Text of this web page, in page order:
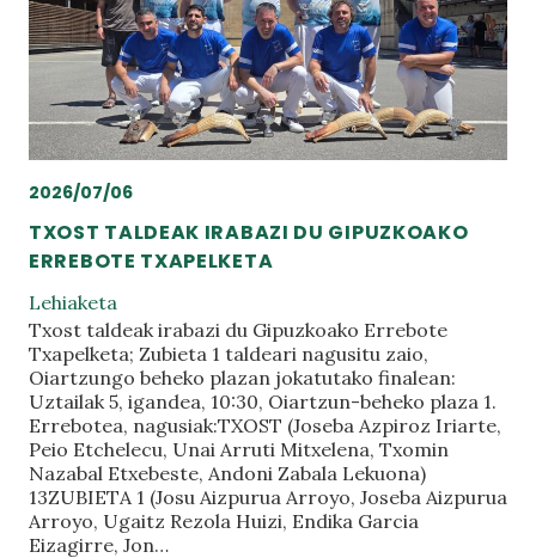
2026/07/06
TXOST TALDEAK IRABAZI DU GIPUZKOAKO
ERREBOTE TXAPELKETA
Lehiaketa
Txost taldeak irabazi du Gipuzkoako Errebote
Txapelketa; Zubieta 1 taldeari nagusitu zaio,
Oiartzungo beheko plazan jokatutako finalean:
Uztailak 5, igandea, 10:30, Oiartzun-beheko plaza 1.
Errebotea, nagusiak:TXOST (Joseba Azpiroz Iriarte,
Peio Etchelecu, Unai Arruti Mitxelena, Txomin
Nazabal Etxebeste, Andoni Zabala Lekuona)
13ZUBIETA 1 (Josu Aizpurua Arroyo, Joseba Aizpurua
Arroyo, Ugaitz Rezola Huizi, Endika Garcia
Eizagirre, Jon…